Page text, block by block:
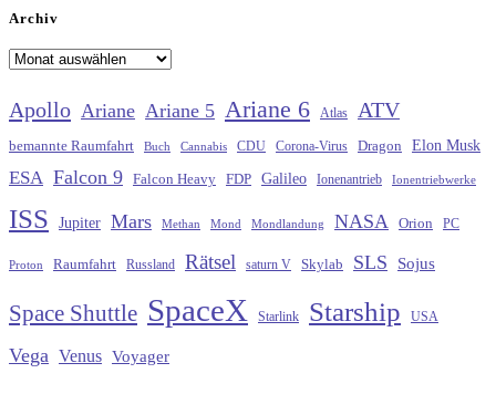
Archiv
Archiv
Apollo Ariane Ariane 5 Ariane 6 Atlas ATV
bemannte Raumfahrt Buch Cannabis CDU Corona-Virus Dragon Elon Musk
ESA Falcon 9 Falcon Heavy FDP Galileo Ionenantrieb Ionentriebwerke
ISS Jupiter Mars Methan Mond Mondlandung NASA Orion PC
Proton Raumfahrt Russland Rätsel saturn V Skylab SLS Sojus
Space Shuttle SpaceX Starlink Starship USA
Vega Venus Voyager